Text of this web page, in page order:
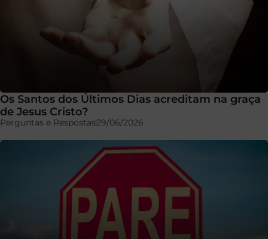
Os Santos dos Últimos Dias acreditam na graça
de Jesus Cristo?
Perguntas e Respostas29/06/2026